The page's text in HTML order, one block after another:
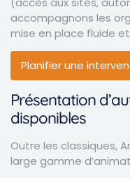
accompagnons les
mise en place fluide
Planifier une
Présentation
disponibles
Outre les classiques,
large gamme